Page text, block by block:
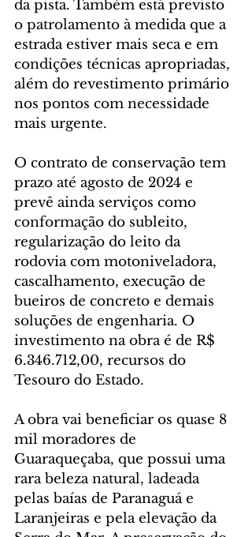
da pista. Também está previsto
o patrolamento à medida que a
estrada estiver mais seca e em
condições técnicas apropriadas,
além do revestimento primário
nos pontos com necessidade
mais urgente.
O contrato de conservação tem
prazo até agosto de 2024 e
prevê ainda serviços como
conformação do subleito,
regularização do leito da
rodovia com motoniveladora,
cascalhamento, execução de
bueiros de concreto e demais
soluções de engenharia. O
investimento na obra é de R$
6.346.712,00, recursos do
Tesouro do Estado.
A obra vai beneficiar os quase 8
mil moradores de
Guaraqueçaba, que possui uma
rara beleza natural, ladeada
pelas baías de Paranaguá e
Laranjeiras e pela elevação da